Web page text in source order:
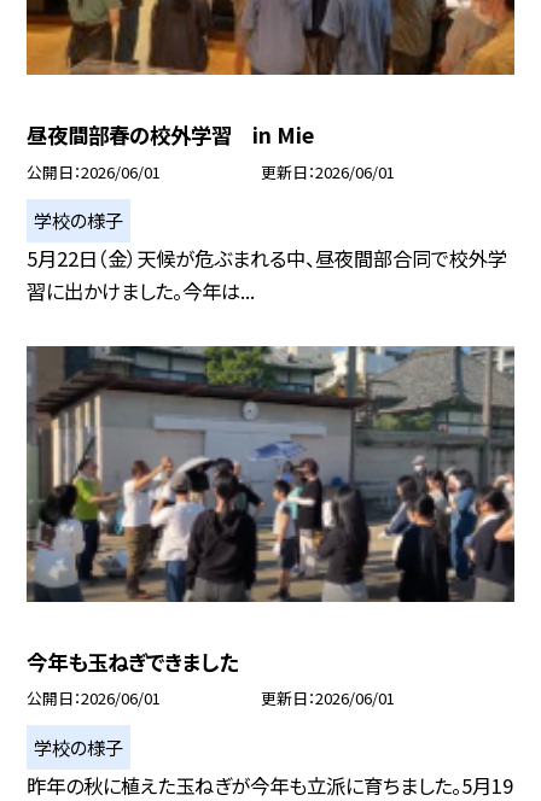
昼夜間部春の校外学習 in Mie
公開日 2026/06/01 更新日 2026/06/01
学校の様子
5月22日（金）天候が危ぶまれる中、昼夜間部合同で校外学
習に出かけました。今年は...
今年も玉ねぎできました
公開日 2026/06/01 更新日 2026/06/01
学校の様子
昨年の秋に植えた玉ねぎが今年も立派に育ちました。5月19